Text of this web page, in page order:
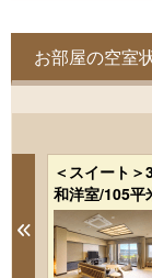
お部屋の空室
Previous
＜スイート
和洋室/105平